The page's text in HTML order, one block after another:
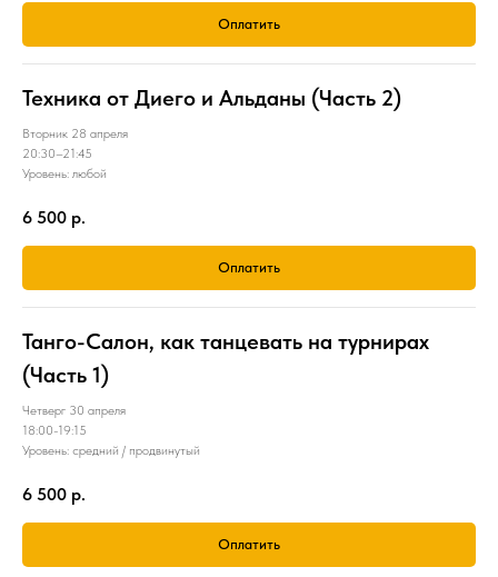
Оплатить
Техника от Диего и Альданы (Часть 2)
Вторник 28 апреля
20:30–21:45
Уровень: любой
6 500 р.
Оплатить
Танго-Салон, как танцевать на турнирах
(Часть 1)
Четверг 30 апреля
18:00-19:15
Уровень: средний / продвинутый
6 500 р.
Оплатить